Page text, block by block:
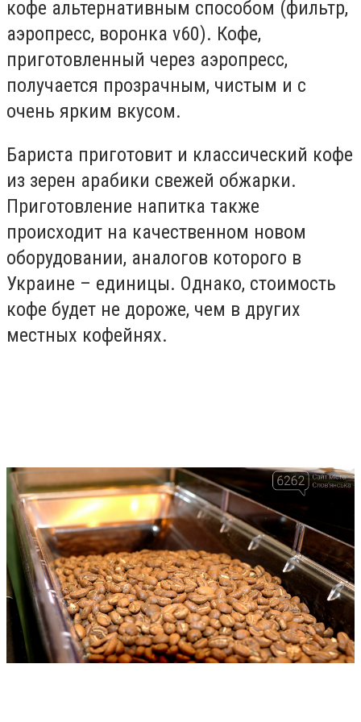
кофе альтернативным способом (фильтр,
аэропресс, воронка v60). Кофе,
приготовленный через аэропресс,
получается прозрачным, чистым и с
очень ярким вкусом.
Бариста приготовит и классический кофе
из зерен арабики свежей обжарки.
Приготовление напитка также
происходит на качественном новом
оборудовании, аналогов которого в
Украине – единицы. Однако, стоимость
кофе будет не дороже, чем в других
местных кофейнях.